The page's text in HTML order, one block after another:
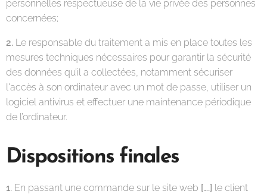
personnelles respectueuse de la vie privée des personnes
concernées;
2. Le responsable du traitement a mis en place toutes les
mesures techniques nécessaires pour garantir la sécurité
des données qu’il a collectées, notamment sécuriser
l'accès à son ordinateur avec un mot de passe, utiliser un
logiciel antivirus et effectuer une maintenance périodique
de l’ordinateur.
Dispositions finales
1. En passant une commande sur le site web [….] le client